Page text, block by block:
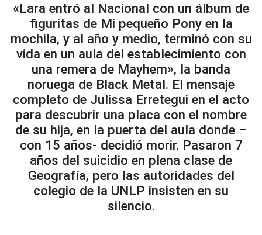
«Lara entró al Nacional con un álbum de
figuritas de Mi pequeño Pony en la
mochila, y al año y medio, terminó con su
vida en un aula del establecimiento con
una remera de Mayhem», la banda
noruega de Black Metal. El mensaje
completo de Julissa Erretegui en el acto
para descubrir una placa con el nombre
de su hija, en la puerta del aula donde –
con 15 años- decidió morir. Pasaron 7
años del suicidio en plena clase de
Geografía, pero las autoridades del
colegio de la UNLP insisten en su
silencio.